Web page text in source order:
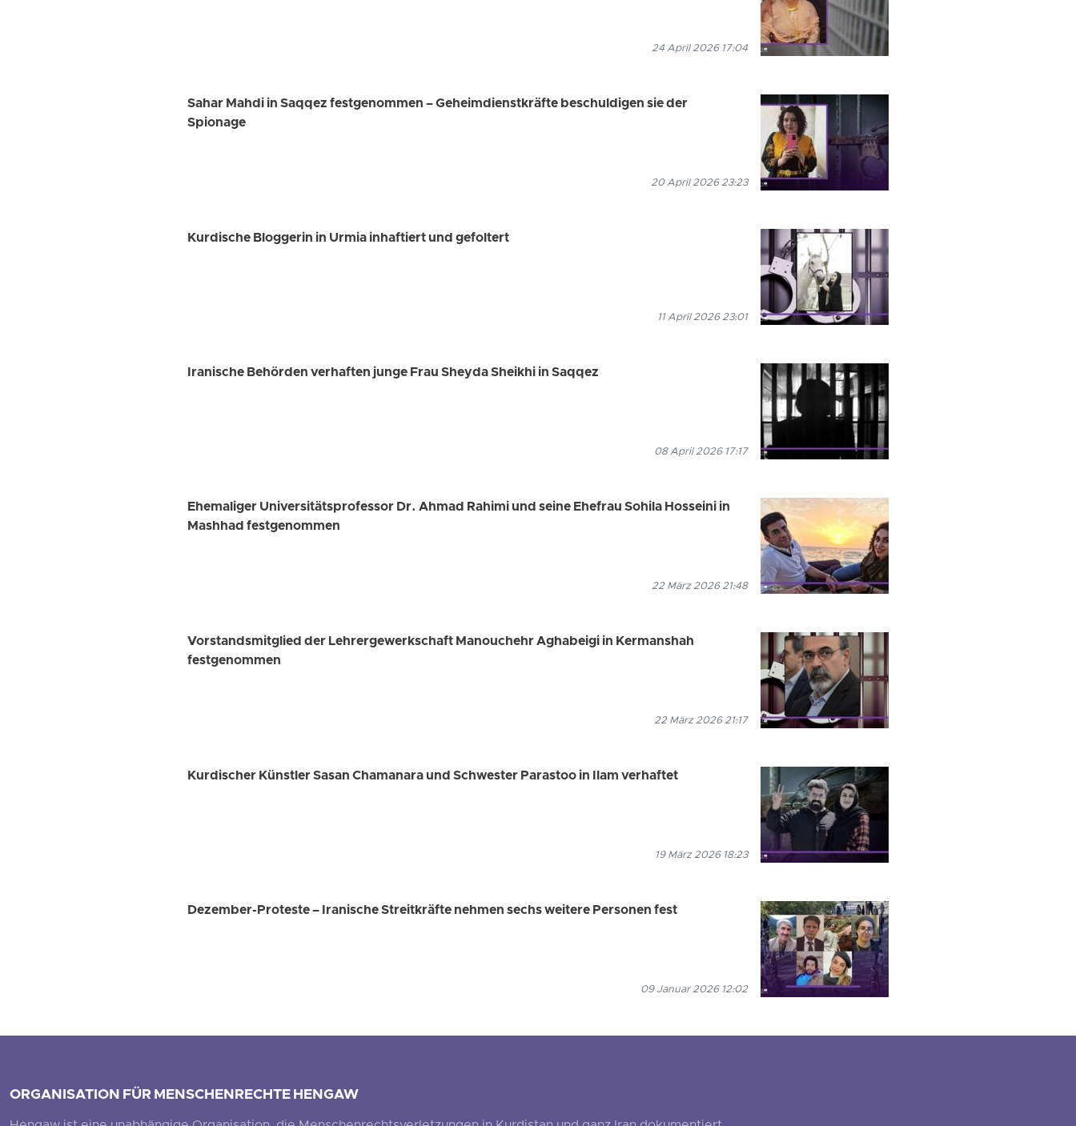
24 April 2026 17:04
Sahar Mahdi in Saqqez festgenommen – Geheimdienstkräfte beschuldigen sie der
Spionage
20 April 2026 23:23
Kurdische Bloggerin in Urmia inhaftiert und gefoltert
11 April 2026 23:01
Iranische Behörden verhaften junge Frau Sheyda Sheikhi in Saqqez
08 April 2026 17:17
Ehemaliger Universitätsprofessor Dr. Ahmad Rahimi und seine Ehefrau Sohila Hosseini in
Mashhad festgenommen
22 März 2026 21:48
Vorstandsmitglied der Lehrergewerkschaft Manouchehr Aghabeigi in Kermanshah
festgenommen
22 März 2026 21:17
Kurdischer Künstler Sasan Chamanara und Schwester Parastoo in Ilam verhaftet
19 März 2026 18:23
Dezember-Proteste – Iranische Streitkräfte nehmen sechs weitere Personen fest
09 Januar 2026 12:02
ORGANISATION FÜR MENSCHENRECHTE HENGAW